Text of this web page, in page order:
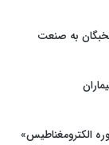
به صنعت
الکترومغناطیس»